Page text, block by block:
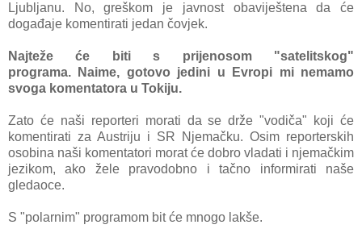
Ljubljanu. No, greškom je javnost obaviještena da će
događaje komentirati jedan čovjek.
Najteže će biti s prijenosom "satelitskog"
programa. Naime, gotovo jedini u Evropi mi nemamo
svoga komentatora u Tokiju.
Zato će naši reporteri morati da se drže "vodiča" koji će
komentirati za Austriju i SR Njemačku. Osim reporterskih
osobina naši komentatori morat će dobro vladati i njemačkim
jezikom, ako žele pravodobno i tačno informirati naše
gledaoce.
S "polarnim" programom bit će mnogo lakše.